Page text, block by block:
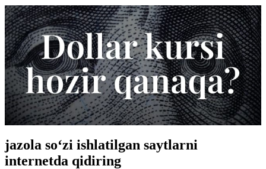
jazola so‘zi ishlatilgan saytlarni
internetda qidiring